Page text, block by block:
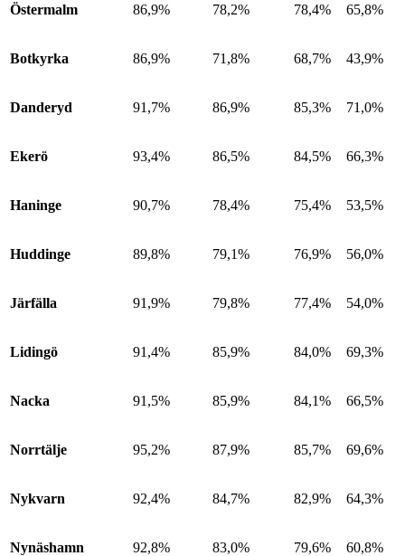
Östermalm 86,9% 78,2% 78,4% 65,8%
Botkyrka 86,9% 71,8% 68,7% 43,9%
Danderyd 91,7% 86,9% 85,3% 71,0%
Ekerö 93,4% 86,5% 84,5% 66,3%
Haninge 90,7% 78,4% 75,4% 53,5%
Huddinge 89,8% 79,1% 76,9% 56,0%
Järfälla 91,9% 79,8% 77,4% 54,0%
Lidingö 91,4% 85,9% 84,0% 69,3%
Nacka 91,5% 85,9% 84,1% 66,5%
Norrtälje 95,2% 87,9% 85,7% 69,6%
Nykvarn 92,4% 84,7% 82,9% 64,3%
Nynäshamn 92,8% 83,0% 79,6% 60,8%